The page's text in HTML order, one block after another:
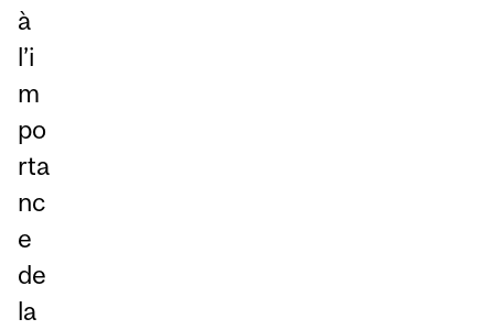
à
l’i
m
po
rta
nc
e
de
la